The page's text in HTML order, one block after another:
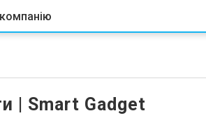
| Smart Gadget